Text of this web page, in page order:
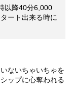
以降40分6,000
ート出来る時に
ないちゃいちゃを
ップに心奪われる